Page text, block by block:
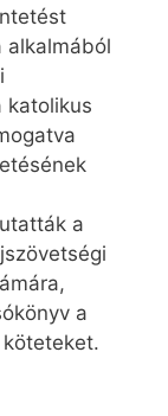
alkalmából
katolikus
a
a